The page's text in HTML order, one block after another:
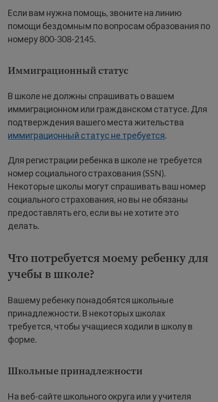
Если вам нужна помощь, звоните на линию
помощи бездомным по вопросам образования по
номеру 800-308-2145.
Иммиграционный статус
В школе не должны спрашивать о вашем
иммиграционном или гражданском статусе. Для
подтверждения вашего места жительства
иммиграционный статус не требуется.
Для регистрации ребенка в школе не требуется
номер социального страхования (SSN).
Некоторые школы могут спрашивать ваш номер
социального страхования, но вы не обязаны
предоставлять его, если вы не хотите это
делать.
Что потребуется моему ребенку для
учебы в школе?
Вашему ребенку понадобятся школьные
принадлежности. В некоторых школах
требуется, чтобы учащиеся ходили в школу в
форме.
Школьные принадлежности
На веб-сайте школьного округа или у учителя